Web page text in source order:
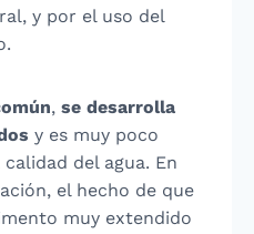
y por el uso del
, se desarrolla
y es muy poco
del agua. En
el hecho de que
muy extendido